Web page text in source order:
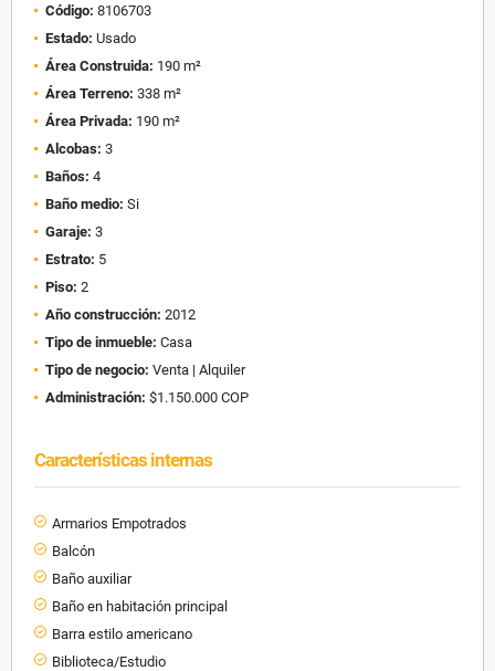
Código: 8106703
Estado: Usado
Área Construida: 190 m²
Área Terreno: 338 m²
Área Privada: 190 m²
Alcobas: 3
Baños: 4
Baño medio: Si
Garaje: 3
Estrato: 5
Piso: 2
Año construcción: 2012
Tipo de inmueble: Casa
Tipo de negocio: Venta | Alquiler
Administración: $1.150.000 COP
Características internas
Armarios Empotrados
Balcón
Baño auxiliar
Baño en habitación principal
Barra estilo americano
Biblioteca/Estudio